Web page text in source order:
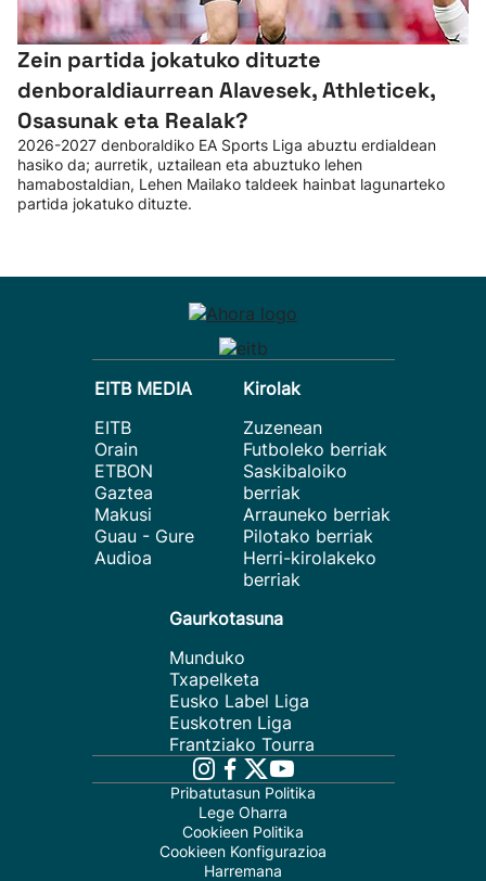
Zein partida jokatuko dituzte
denboraldiaurrean Alavesek, Athleticek,
Osasunak eta Realak?
2026-2027 denboraldiko EA Sports Liga abuztu erdialdean
hasiko da; aurretik, uztailean eta abuztuko lehen
hamabostaldian, Lehen Mailako taldeek hainbat lagunarteko
partida jokatuko dituzte.
EITB MEDIA
EITB
Orain
ETBON
Gaztea
Makusi
Guau - Gure
Audioa
Kirolak
Zuzenean
Futboleko berriak
Saskibaloiko
berriak
Arrauneko berriak
Pilotako berriak
Herri-kirolakeko
berriak
Gaurkotasuna
Munduko
Txapelketa
Eusko Label Liga
Euskotren Liga
Frantziako Tourra
Pribatutasun Politika
Lege Oharra
Cookieen Politika
Cookieen Konfigurazioa
Harremana